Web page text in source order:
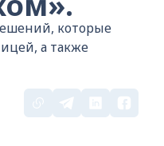
которые
а также